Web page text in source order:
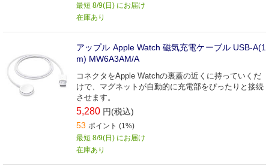
最短 8/9(日) にお届け
在庫あり
アップル Apple Watch 磁気充電ケーブル USB-A(1
m) MW6A3AM/A
コネクタをApple Watchの裏蓋の近くに持っていくだ
けで、マグネットが自動的に充電部をぴったりと接続
させます。
5,280 円(税込)
53 ポイント (1%)
最短 8/9(日) にお届け
在庫あり